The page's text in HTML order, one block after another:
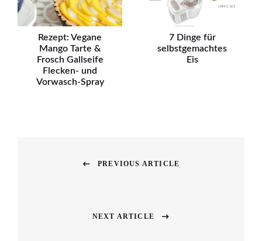
Rezept: Vegane
Mango Tarte &
Frosch Gallseife
Flecken- und
Vorwasch-Spray
7 Dinge für
selbstgemachtes
Eis
PREVIOUS ARTICLE
NEXT ARTICLE